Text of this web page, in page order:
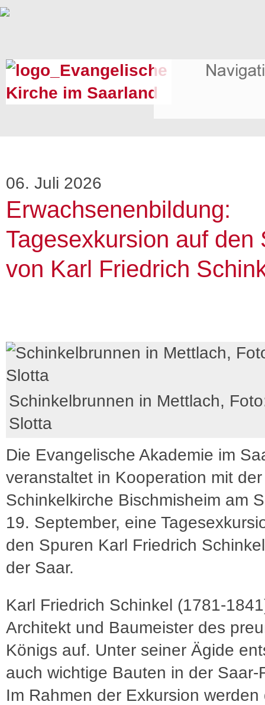
06. Juli 2026
Erwachsenenbildung:
Tagesexkursion auf den
von Karl Friedrich
Schinkelbrunnen in Mettlach,
Slotta
Die Evangelische Akademie im
veranstaltet in Kooperation mit
Schinkelkirche Bischmisheim am
19. September, eine
den Spuren Karl Friedrich
der Saar.
Karl Friedrich Schinkel (1781-
Architekt und Baumeister des
Königs auf. Unter seiner Ägide
auch wichtige Bauten in der Saar-
Im Rahmen der Exkursion werden